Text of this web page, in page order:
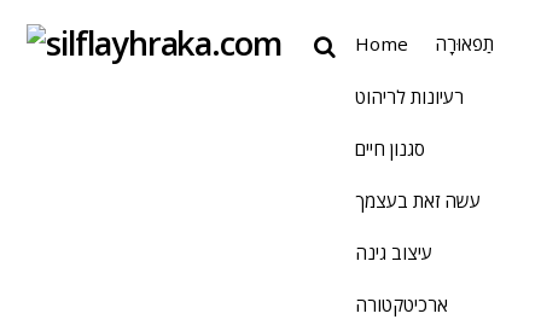
Home תַפאוּרָה
רעיונות לריהוט
סגנון חיים
עשה זאת בעצמך
עיצוב גינה
ארכיטקטורה